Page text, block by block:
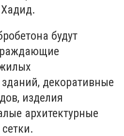
Хадид.
будут
декоративные
изделия
архитектурные